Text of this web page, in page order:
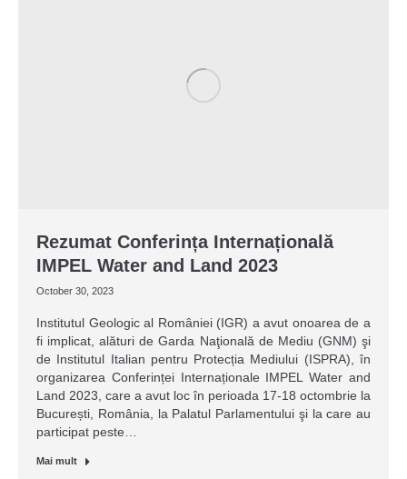
Rezumat Conferința Internațională
IMPEL Water and Land 2023
October 30, 2023
Institutul Geologic al României (IGR) a avut onoarea de a
fi implicat, alături de Garda Naţională de Mediu (GNM) şi
de Institutul Italian pentru Protecția Mediului (ISPRA), în
organizarea Conferinței Internaționale IMPEL Water and
Land 2023, care a avut loc în perioada 17-18 octombrie la
București, România, la Palatul Parlamentului şi la care au
participat peste…
Mai mult